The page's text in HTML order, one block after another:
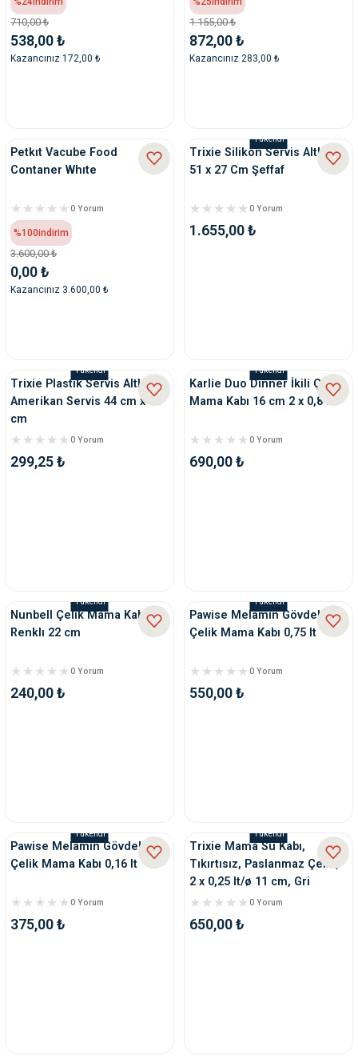
710,00 ₺
538,00 ₺
Kazancınız 172,00 ₺
1.155,00 ₺
872,00 ₺
Kazancınız 283,00 ₺
Petkıt Vacube Food
Contaner Whıte
0 Yorum
%100indirim
3.600,00 ₺
0,00 ₺
Kazancınız 3.600,00 ₺
Tükendi
Trixie Silikon Servis Altlığı
51 x 27 Cm Şeffaf
0 Yorum
1.655,00 ₺
Tükendi
Trixie Plastik Servis Altlığı
Amerikan Servis 44 cm x 28
cm
0 Yorum
299,25 ₺
Tükendi
Karlie Duo Dinner İkili Çelik
Mama Kabı 16 cm 2 x 0,8 lt
0 Yorum
690,00 ₺
Tükendi
Nunbell Çelık Mama Kabı
Renklı 22 cm
0 Yorum
240,00 ₺
Tükendi
Pawise Melamin Gövdeli
Çelik Mama Kabı 0,75 lt
0 Yorum
550,00 ₺
Tükendi
Pawise Melamin Gövdeli
Çelik Mama Kabı 0,16 lt
0 Yorum
375,00 ₺
Tükendi
Trixie Mama Su Kabı,
Tıkırtısız, Paslanmaz Çelik,
2 x 0,25 lt/ø 11 cm, Gri
0 Yorum
650,00 ₺